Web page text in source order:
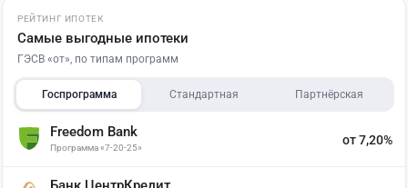
РЕЙТИНГ ИПОТЕК
Самые выгодные ипотеки
ГЭСВ «от», по типам программ
Госпрограмма Стандартная Партнёрская
Freedom Bank
Программа «7-20-25»
от 7,20%